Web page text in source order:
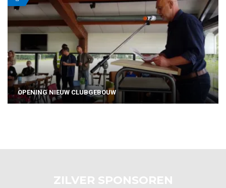
OPENING NIEUW CLUBGEBOUW
ZILVER SPONSOREN